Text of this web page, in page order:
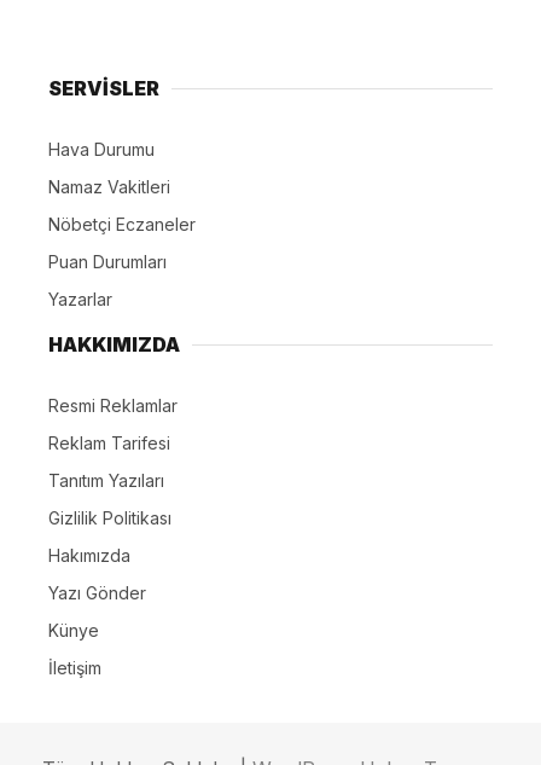
SERVİSLER
Hava Durumu
Namaz Vakitleri
Nöbetçi Eczaneler
Puan Durumları
Yazarlar
HAKKIMIZDA
Resmi Reklamlar
Reklam Tarifesi
Tanıtım Yazıları
Gizlilik Politikası
Hakımızda
Yazı Gönder
Künye
İletişim